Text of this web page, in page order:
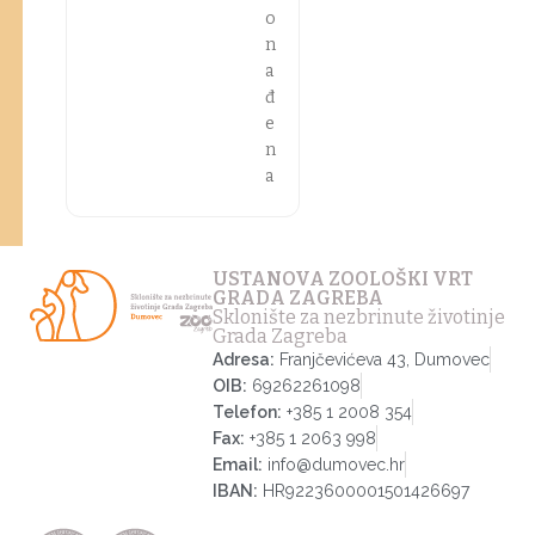
o
n
a
đ
e
n
a
USTANOVA ZOOLOŠKI VRT
GRADA ZAGREBA
Sklonište za nezbrinute životinje
Grada Zagreba
Adresa: Franjčevićeva 43, Dumovec
OIB: 69262261098
Telefon: +385 1 2008 354
Fax: +385 1 2063 998
Email: info@dumovec.hr
IBAN: HR9223600001501426697